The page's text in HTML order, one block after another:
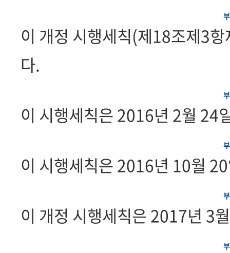
이 개정 시행세칙(제18조제3
다.
이 시행세칙은 2016년 2월 24
이 시행세칙은 2016년 10월
이 개정 시행세칙은 2017년 3